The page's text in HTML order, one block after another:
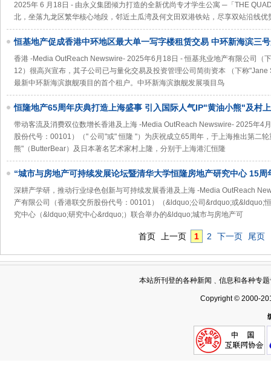
2025年 6 月18日 - 由永义集团倾力打造的全新优尚专才学生公寓 ─「THE
北，坐落九龙区繁华核心地段，邻近土瓜湾及何文田双港铁站，尽享双站沿线
恒基地产促成香港中环地区最大单一写字楼租赁交易 中环新海滨三
面积预租超70%
香港 -Media OutReach Newswire- 2025年6月18日 - 恒基兆业地产有限公司（
12）很高兴宣布，其子公司已与量化交易及投资管理公司简街资本 （下称
最新中环新海滨旗舰项目的首个租户。中环新海滨旗舰发展项目鸟
恒隆地产65周年庆典打造上海盛事 引入国际人气IP"黄油小熊"及村
首展
带动客流及消费双位数增长香港及上海 -Media OutReach Newswire- 2025年4
股份代号：00101）（" 公司"或" 恒隆 "）为庆祝成立65周年，于上海推出第二
熊"（ButterBear）及日本著名艺术家村上隆，分别于上海港汇恒隆
“城市与房地产可持续发展论坛暨清华大学恒隆房地产研究中心 15周
深耕产学研，推动行业绿色创新与可持续发展香港及上海 -Media OutReach
产有限公司（香港联交所股份代号：00101）（&ldquo;公司&rdquo;或&ldquo;
究中心（&ldquo;研究中心&rdquo;）联合举办的&ldquo;城市与房地产可
首页 上一页 1 2 下一页 尾页
本站所刊登的各种新闻﹑信息和各种专
Copyright © 2000-